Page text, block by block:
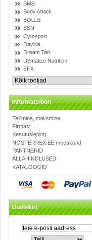
BMS
Body Attack
BOLLE
BSN
Cytosport
Davina
Dream Tan
Dymatize Nutrition
EFX
Informatsioon
Tellimine, maksmine
Firmast
Kasutusleping
NOSTERREX.EE meeskond
PARTNERID
ALLAHINDLUSED
KATALOOGID
Uudiskiri